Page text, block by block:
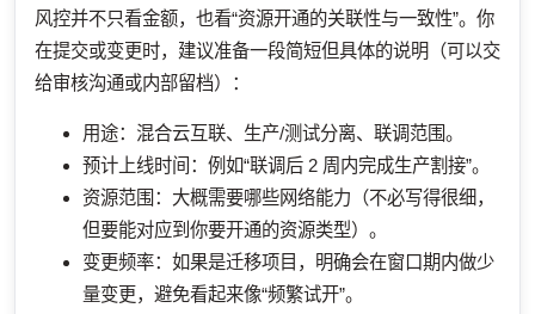
风控并不只看金额，也看“资源开通的关联性与一致性”。你
在提交或变更时，建议准备一段简短但具体的说明（可以交
给审核沟通或内部留档）：
用途：混合云互联、生产/测试分离、联调范围。
预计上线时间：例如“联调后 2 周内完成生产割接”。
资源范围：大概需要哪些网络能力（不必写得很细，
但要能对应到你要开通的资源类型）。
变更频率：如果是迁移项目，明确会在窗口期内做少
量变更，避免看起来像“频繁试开”。